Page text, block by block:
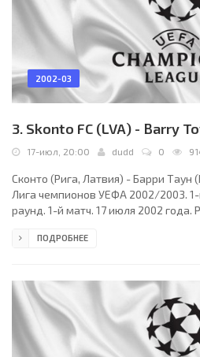
2002-03
3. Skonto FC (LVA) - Barry
17-июл, 20:00 dudd 0
Сконто (Рига, Латвия) - Барри Таун
Лига чемпионов УЕФА 2002/2003.
раунд. 1-й матч. 17 июля 2002 года.
Пучек, Петр Кашны, Збинек Пустка
Благонадеждин, 9. Марис
Кшанавичюс (ЛИТ), 78), 10.
ПОДРОБНЕЕ